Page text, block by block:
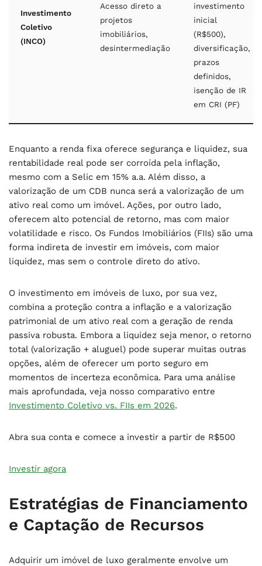
Investimento
Coletivo
(INCO)
Acesso direto a
projetos
imobiliários,
desintermediação
investimento
inicial
(R$500),
diversificação,
prazos
definidos,
isenção de IR
em CRI (PF)
Enquanto a renda fixa oferece segurança e liquidez, sua
rentabilidade real pode ser corroída pela inflação,
mesmo com a Selic em 15% a.a. Além disso, a
valorização de um CDB nunca será a valorização de um
ativo real como um imóvel. Ações, por outro lado,
oferecem alto potencial de retorno, mas com maior
volatilidade e risco. Os Fundos Imobiliários (FIIs) são uma
forma indireta de investir em imóveis, com maior
liquidez, mas sem o controle direto do ativo.
O investimento em imóveis de luxo, por sua vez,
combina a proteção contra a inflação e a valorização
patrimonial de um ativo real com a geração de renda
passiva robusta. Embora a liquidez seja menor, o retorno
total (valorização + aluguel) pode superar muitas outras
opções, além de oferecer um porto seguro em
momentos de incerteza econômica. Para uma análise
mais aprofundada, veja nosso comparativo entre
Investimento Coletivo vs. FIIs em 2026.
Abra sua conta e comece a investir a partir de R$500
Investir agora
Estratégias de Financiamento
e Captação de Recursos
Adquirir um imóvel de luxo geralmente envolve um